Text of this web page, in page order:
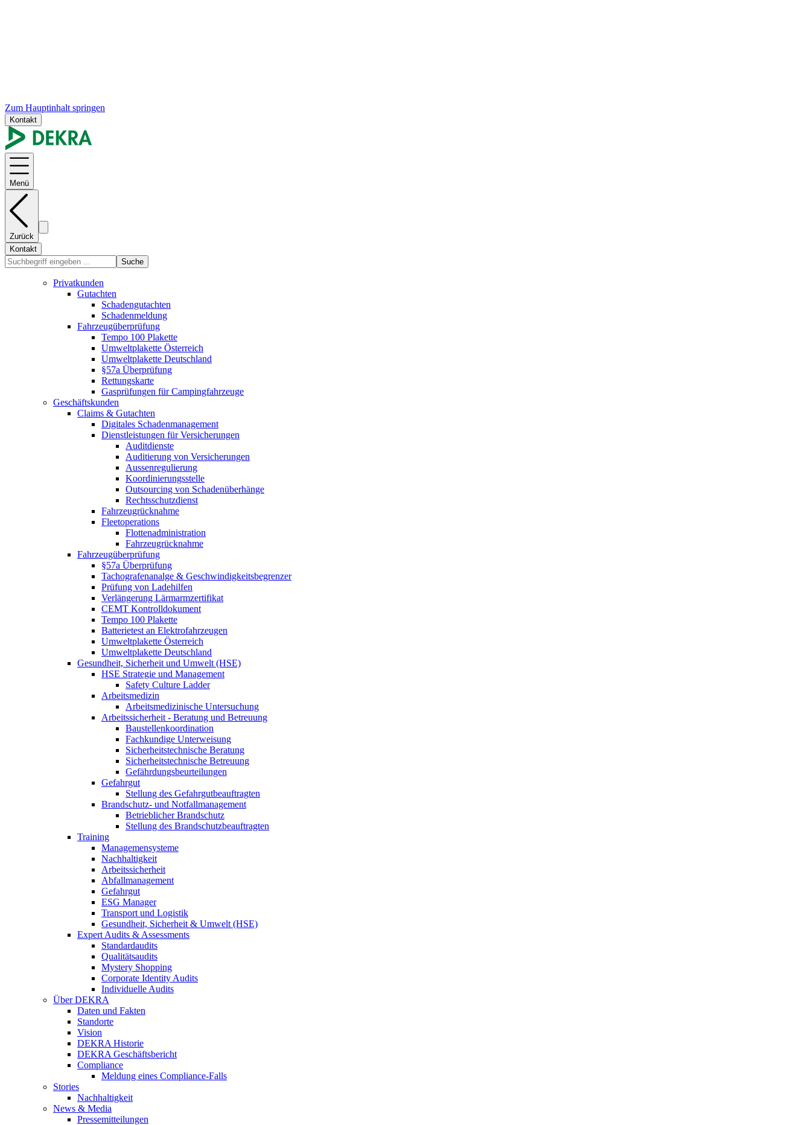
Zum Hauptinhalt springen
Kontakt
Menü
Zurück
Kontakt
Suche
Privatkunden
Gutachten
Schadengutachten
Schadenmeldung
Fahrzeugüberprüfung
Tempo 100 Plakette
Umweltplakette Österreich
Umweltplakette Deutschland
§57a Überprüfung
Rettungskarte
Gasprüfungen für Campingfahrzeuge
Geschäftskunden
Claims & Gutachten
Digitales Schadenmanagement
Dienstleistungen für Versicherungen
Auditdienste
Auditierung von Versicherungen
Aussenregulierung
Koordinierungsstelle
Outsourcing von Schadenüberhänge
Rechtsschutzdienst
Fahrzeugrücknahme
Fleetoperations
Flottenadministration
Fahrzeugrücknahme
Fahrzeugüberprüfung
§57a Überprüfung
Tachografenanalge & Geschwindigkeitsbegrenzer
Prüfung von Ladehilfen
Verlängerung Lärmarmzertifikat
CEMT Kontrolldokument
Tempo 100 Plakette
Batterietest an Elektrofahrzeugen
Umweltplakette Österreich
Umweltplakette Deutschland
Gesundheit, Sicherheit und Umwelt (HSE)
HSE Strategie und Management
Safety Culture Ladder
Arbeitsmedizin
Arbeitsmedizinische Untersuchung
Arbeitssicherheit - Beratung und Betreuung
Baustellenkoordination
Fachkundige Unterweisung
Sicherheitstechnische Beratung
Sicherheitstechnische Betreuung
Gefährdungsbeurteilungen
Gefahrgut
Stellung des Gefahrgutbeauftragten
Brandschutz- und Notfallmanagement
Betrieblicher Brandschutz
Stellung des Brandschutzbeauftragten
Training
Managemensysteme
Nachhaltigkeit
Arbeitssicherheit
Abfallmanagement
Gefahrgut
ESG Manager
Transport und Logistik
Gesundheit, Sicherheit & Umwelt (HSE)
Expert Audits & Assessments
Standardaudits
Qualitätsaudits
Mystery Shopping
Corporate Identity Audits
Individuelle Audits
Über DEKRA
Daten und Fakten
Standorte
Vision
DEKRA Historie
DEKRA Geschäftsbericht
Compliance
Meldung eines Compliance-Falls
Stories
Nachhaltigkeit
News & Media
Pressemitteilungen